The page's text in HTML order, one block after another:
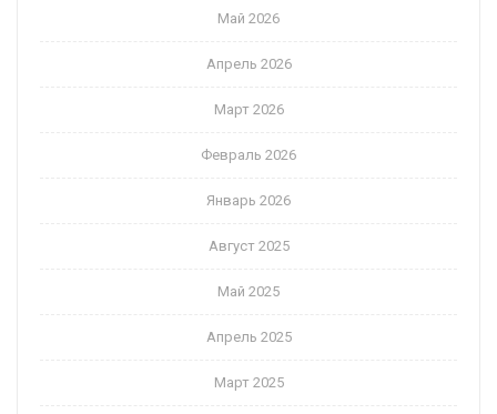
Май 2026
Апрель 2026
Март 2026
Февраль 2026
Январь 2026
Август 2025
Май 2025
Апрель 2025
Март 2025